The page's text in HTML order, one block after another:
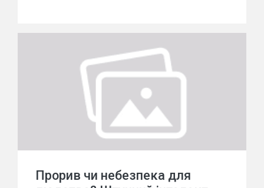
Прорив чи небезпека для